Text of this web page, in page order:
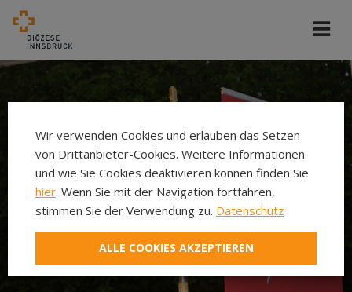
Wir verwenden Cookies und erlauben das Setzen
von Drittanbieter-Cookies. Weitere Informationen
und wie Sie Cookies deaktivieren können finden Sie
hier. Wenn Sie mit der Navigation fortfahren,
stimmen Sie der Verwendung zu. Datenschutz
ALLE COOKIES AKZEPTIEREN